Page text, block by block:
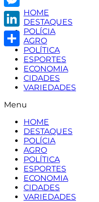
HOME
DESTAQUES
POLÍCIA
AGRO
POLÍTICA
ESPORTES
ECONOMIA
CIDADES
VARIEDADES
Menu
HOME
DESTAQUES
POLÍCIA
AGRO
POLÍTICA
ESPORTES
ECONOMIA
CIDADES
VARIEDADES
Messenger
LinkedIn
Share